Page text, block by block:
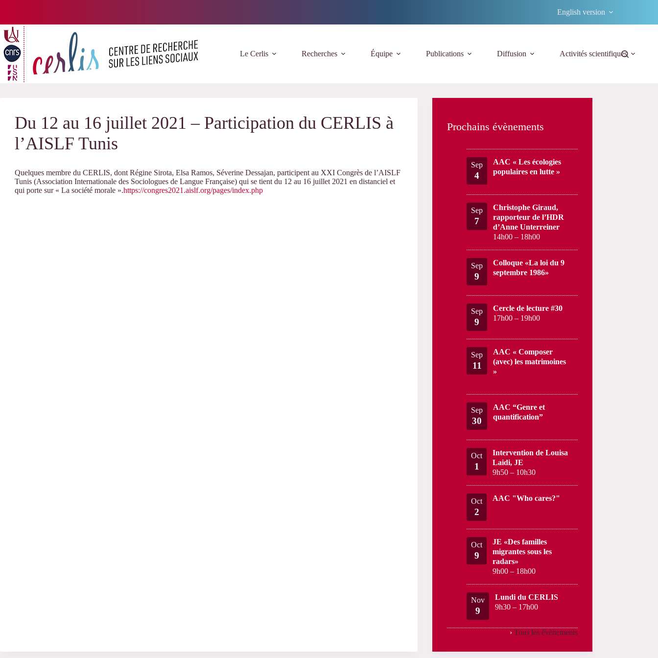
English version
Le Cerlis Recherches Équipe Publications Diffusion Activités scientifiques
Du 12 au 16 juillet 2021 – Participation du CERLIS à
l’AISLF Tunis
Quelques membre du CERLIS, dont Régine Sirota, Elsa Ramos, Séverine Dessajan, participent au XXI Congrès de l’AISLF
Tunis (Association Internationale des Sociologues de Langue Française) qui se tient du 12 au 16 juillet 2021 en distanciel et
qui porte sur « La société morale ».https://congres2021.aislf.org/pages/index.php
Prochains évènements
Sep
4
AAC « Les écologies
populaires en lutte »
Sep
7
Christophe Giraud,
rapporteur de l’HDR
d’Anne Unterreiner
14h00 – 18h00
Sep
9
Colloque «La loi du 9
septembre 1986»
Sep
9
Cercle de lecture #30
17h00 – 19h00
Sep
11
AAC « Composer
(avec) les matrimoines
»
Sep
30
AAC “Genre et
quantification”
Oct
1
Intervention de Louisa
Laidi, JE
9h50 – 10h30
Oct
2
AAC "Who cares?"
Oct
9
JE «Des familles
migrantes sous les
radars»
9h00 – 18h00
Nov
9
Lundi du CERLIS
9h30 – 17h00
› Tous les évènements